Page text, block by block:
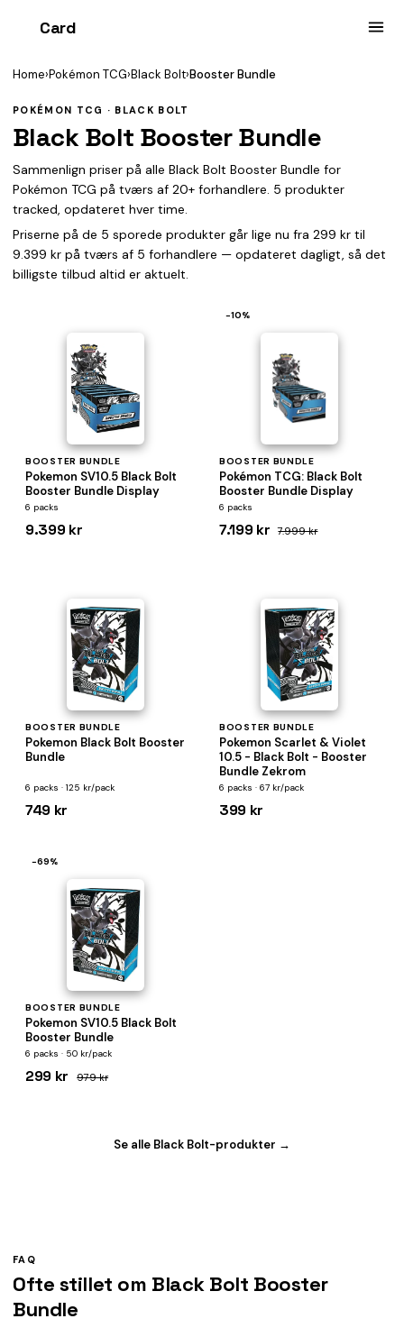
Card
Home›Pokémon TCG›Black Bolt›Booster Bundle
POKÉMON TCG · BLACK BOLT
Black Bolt Booster Bundle
Sammenlign priser på alle Black Bolt Booster Bundle for
Pokémon TCG på tværs af 20+ forhandlere. 5 produkter
tracked, opdateret hver time.
Priserne på de 5 sporede produkter går lige nu fra 299 kr til
9.399 kr på tværs af 5 forhandlere — opdateret dagligt, så det
billigste tilbud altid er aktuelt.
BOOSTER BUNDLE
Pokemon SV10.5 Black Bolt
Booster Bundle Display
6 packs
9.399 kr
−10%
BOOSTER BUNDLE
Pokémon TCG: Black Bolt
Booster Bundle Display
6 packs
7.199 kr 7.999 kr
BOOSTER BUNDLE
Pokemon Black Bolt Booster
Bundle
6 packs · 125 kr/pack
749 kr
BOOSTER BUNDLE
Pokemon Scarlet & Violet
10.5 - Black Bolt - Booster
Bundle Zekrom
6 packs · 67 kr/pack
399 kr
−69%
BOOSTER BUNDLE
Pokemon SV10.5 Black Bolt
Booster Bundle
6 packs · 50 kr/pack
299 kr 979 kr
Se alle Black Bolt-produkter →
FAQ
Ofte stillet om Black Bolt Booster
Bundle